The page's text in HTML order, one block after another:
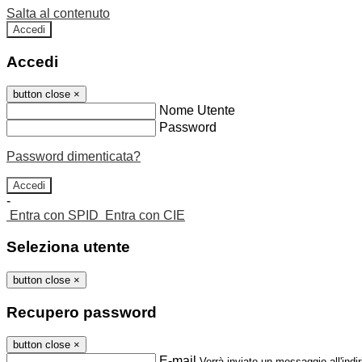
Salta al contenuto
Accedi
Accedi
button close ×
Nome Utente
Password
Password dimenticata?
-
Entra con SPID
Entra con CIE
Seleziona utente
button close ×
Recupero password
button close ×